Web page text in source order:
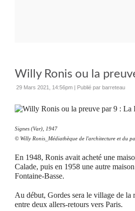
Willy Ronis ou la
29 Mars 2021, 14:56pm | Publié par barreteau
Signes (Var), 1947
© Willy Ronis_ Médiathèque de l'architecture et du
En 1948, Ronis avait acheté une
Calade, puis en 1958 une autre
Fontaine-Basse.
Au début, Gordes sera le village de la
entre deux allers-retours vers Paris.